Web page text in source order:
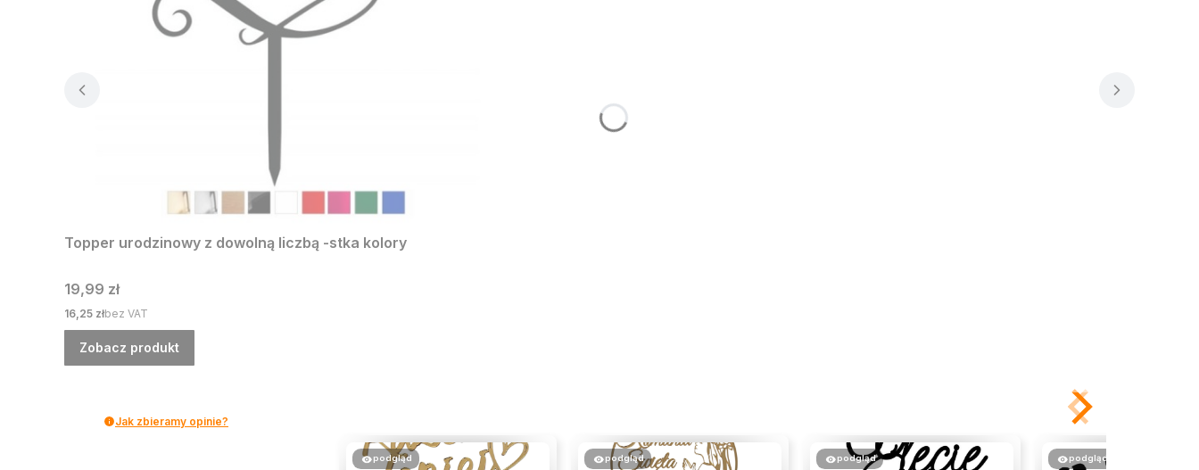
Topper urodzinowy z dowolną liczbą -stka kolory
Cena
19,99 zł
Cena
16,25 złbez VAT
Zobacz produkt
Jak zbieramy opinie?
podgląd podgląd podgląd podgląd